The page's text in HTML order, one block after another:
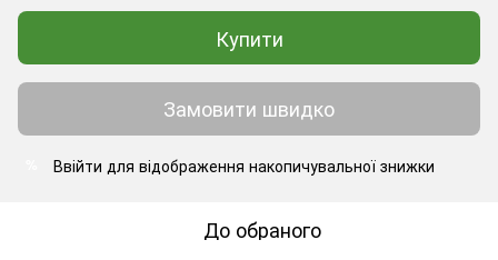
Купити
Замовити швидко
Ввійти для відображення накопичувальної знижки
До обраного